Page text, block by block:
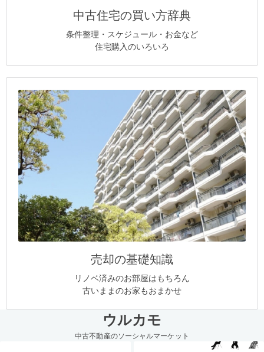
中古住宅の買い方辞典
条件整理・スケジュール・お金など
住宅購入のいろいろ
売却の基礎知識
リノベ済みのお部屋はもちろん
古いままのお家もおまかせ
ウルカモ
中古不動産のソーシャルマーケット